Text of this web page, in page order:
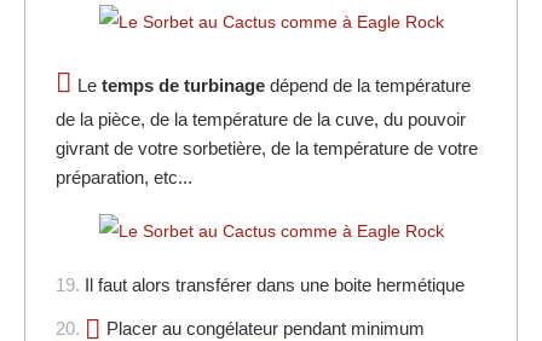
Le temps de turbinage dépend de la température
de la pièce, de la température de la cuve, du pouvoir
givrant de votre sorbetière, de la température de votre
préparation, etc...
19. Il faut alors transférer dans une boite hermétique
20.
Placer au congélateur pendant minimum